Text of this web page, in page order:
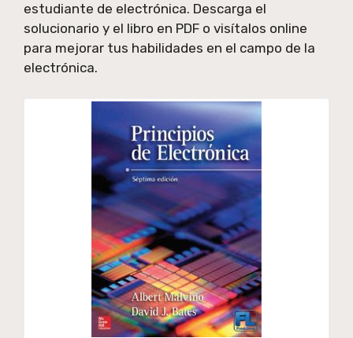
estudiante de electrónica. Descarga el
solucionario y el libro en PDF o visítalos online
para mejorar tus habilidades en el campo de la
electrónica.